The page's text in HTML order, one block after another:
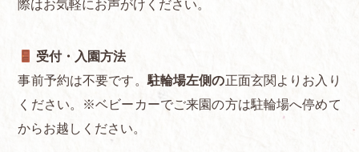
際はお気軽にお声がけください。
受付・入園方法
事前予約は不要です。 駐輪場左側の正面玄関よりお入り
ください。※ベビーカーでご来園の方は駐輪場へ停めて
からお越しください。